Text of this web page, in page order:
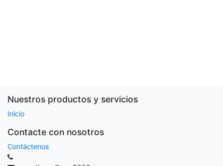
Nuestros productos y servicios
Inicio
Contacte con nosotros
Contáctenos